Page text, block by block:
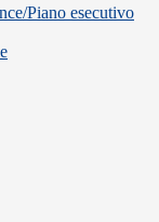
Piano esecutivo